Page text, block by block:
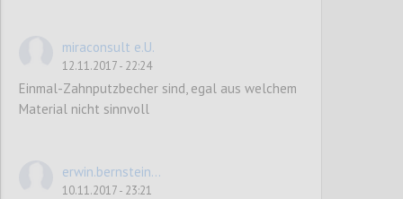
miraconsult e.U.
12.11.2017 - 22:24
Einmal-Zahnputzbecher sind, egal aus welchem
Material nicht sinnvoll
erwin.bernstein...
10.11.2017 - 23:21